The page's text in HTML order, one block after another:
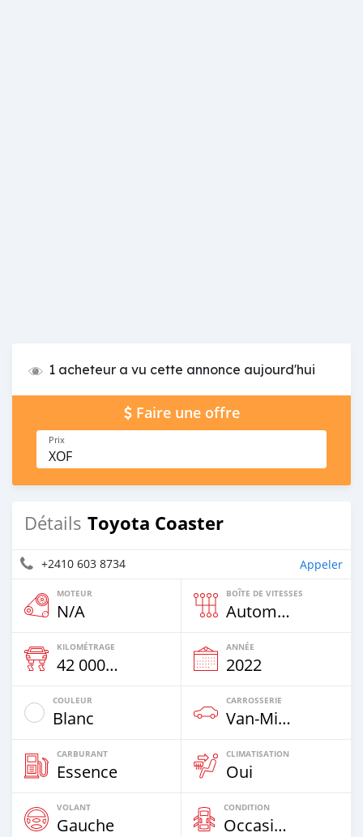
1 acheteur a vu cette annonce aujourd'hui
Faire une offre
Prix
XOF
Détails Toyota Coaster
+2410 603 8734 Appeler
MOTEUR
N/A
BOÎTE DE VITESSES
Automatique
KILOMÉTRAGE
42 000 Km
ANNÉE
2022
COULEUR
Blanc
CARROSSERIE
Van‒Minibus
CARBURANT
Essence
CLIMATISATION
Oui
VOLANT
Gauche
CONDITION
Occasion